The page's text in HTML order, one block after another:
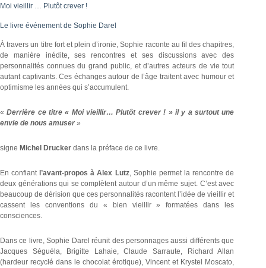
Moi vieillir … Plutôt crever !
Le livre événement de Sophie Darel
À travers un titre fort et plein d’ironie, Sophie raconte au fil des chapitres,
de manière inédite, ses rencontres et ses discussions avec des
personnalités connues du grand public, et d’autres acteurs de vie tout
autant captivants. Ces échanges autour de l’âge traitent avec humour et
optimisme les années qui s’accumulent.
«Derrière ce titre « Moi vieillir… Plutôt crever ! » il y a surtout une
envie de nous amuser »
signe Michel Drucker dans la préface de ce livre.
En confiant l’avant-propos à Alex Lutz, Sophie permet la rencontre de
deux générations qui se complètent autour d’un même sujet. C’est avec
beaucoup de dérision que ces personnalités racontent l’idée de vieillir et
cassent les conventions du « bien vieillir » formatées dans les
consciences.
Dans ce livre, Sophie Darel réunit des personnages aussi différents que
Jacques Séguéla, Brigitte Lahaie, Claude Sarraute, Richard Allan
(hardeur recyclé dans le chocolat érotique), Vincent et Krystel Moscato,